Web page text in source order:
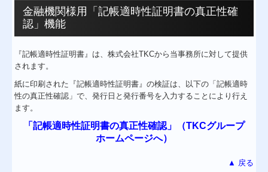
金融機関様用「記帳適時性証明書の真正性確
認」機能
『記帳適時性証明書 』 は、株式会社TKCから当事務所に対して提供
されます。
紙に印刷された『記帳適時性証明書 』の検証は、以下の「記帳適時
性の真正性確認」で、発行日と発行番号を入力することにより行え
ます。
「記帳適時性証明書の真正性確認」（TKCグループ
ホームページへ）
▲ 戻る